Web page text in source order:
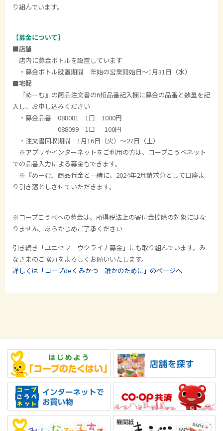
り組んでいます。
【募金について】
■店舗
店内に募金ボトルを設置しています
・募金ボトル設置期間 年始の営業開始日～1月31日（水）
■宅配
『めーむ』の商品注文書の6桁品番記入欄に募金の品番と数量を記
入し、お申し込みください
・募金品番 088081 1口 1000円
088099 1口 100円
・注文書回収期間 1月16日（火）～27日（土）
※アプリやインターネットをご利用の方は、コープこうべネット
での品番入力による募金もできます。
※『めーむ』商品代金と一緒に、2024年2月請求分として口座よ
り引き落としさせていただきます。
※コープこうべへの募金は、所得税法上の寄付金控除の対象にはな
りません。あらかじめご了承ください
引き続き「ユニセフ ウクライナ募金」にも取り組んでいます。み
なさまのご協力をよろしくお願いいたします。
詳しくは「コープdeくみかつ 誰かのために」のページへ